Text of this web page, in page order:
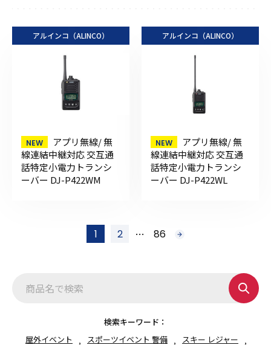
アルインコ（ALINCO）
アプリ無線/ 無
線連結中継対応 交互通
話特定小電力トランシ
ーバー DJ-P422WM
アルインコ（ALINCO）
アプリ無線/ 無
線連結中継対応 交互通
話特定小電力トランシ
ーバー DJ-P422WL
1 2 … 86 次
検索キーワード：
屋外イベント
スポーツイベント 警備
スキー レジャー